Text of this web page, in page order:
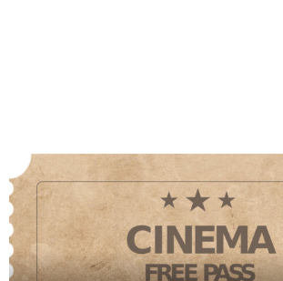
Odtwarzacz
plików
dźwiękowych